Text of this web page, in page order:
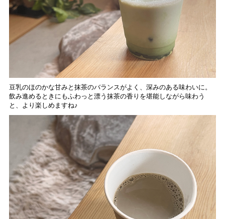
豆乳のほのかな甘みと抹茶のバランスがよく、深みのある味わいに。
飲み進めるときにもふわっと漂う抹茶の香りを堪能しながら味わう
と、より楽しめますね♪